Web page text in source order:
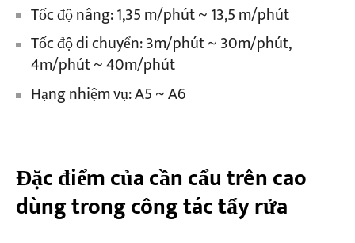
Tốc độ nâng: 1,35 m/phút ~ 13,5 m/phút
Tốc độ di chuyển: 3m/phút ~ 30m/phút,
4m/phút ~ 40m/phút
Hạng nhiệm vụ: A5 ~ A6
Đặc điểm của cần cẩu trên cao
dùng trong công tác tẩy rửa